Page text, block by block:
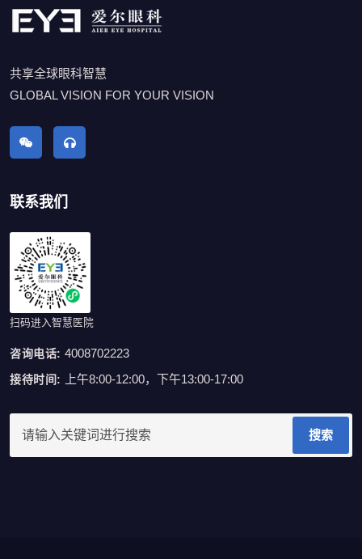
共享全球眼科智慧
GLOBAL VISION FOR YOUR VISION
联系我们
扫码进入智慧医院
咨询电话: 4008702223
接待时间: 上午8:00-12:00，下午13:00-17:00
搜索